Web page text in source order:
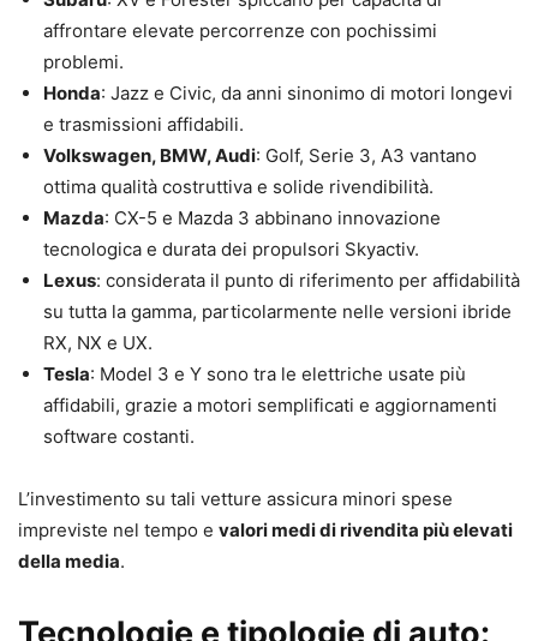
affrontare elevate percorrenze con pochissimi
problemi.
Honda: Jazz e Civic, da anni sinonimo di motori longevi
e trasmissioni affidabili.
Volkswagen, BMW, Audi: Golf, Serie 3, A3 vantano
ottima qualità costruttiva e solide rivendibilità.
Mazda: CX-5 e Mazda 3 abbinano innovazione
tecnologica e durata dei propulsori Skyactiv.
Lexus: considerata il punto di riferimento per affidabilità
su tutta la gamma, particolarmente nelle versioni ibride
RX, NX e UX.
Tesla: Model 3 e Y sono tra le elettriche usate più
affidabili, grazie a motori semplificati e aggiornamenti
software costanti.
L’investimento su tali vetture assicura minori spese
impreviste nel tempo e valori medi di rivendita più elevati
della media.
Tecnologie e tipologie di auto: